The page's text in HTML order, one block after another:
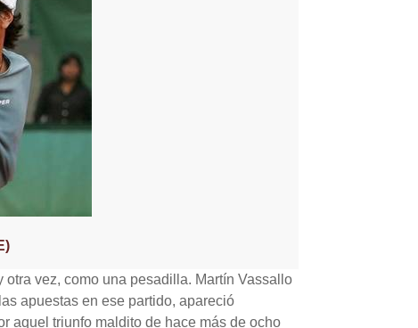
otra vez, como una pesadilla. Martín Vassallo
apuestas en ese partido, apareció
aquel triunfo maldito de hace más de ocho